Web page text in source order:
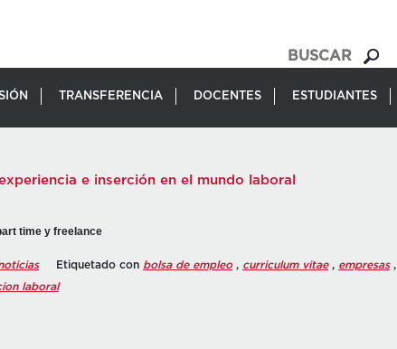
TRANSFERENCIA DOCENTES ESTUDIANTES
e inserción en el mundo laboral
time y freelance
Etiquetado con bolsa de empleo, curriculum vitae, empresas,
laboral